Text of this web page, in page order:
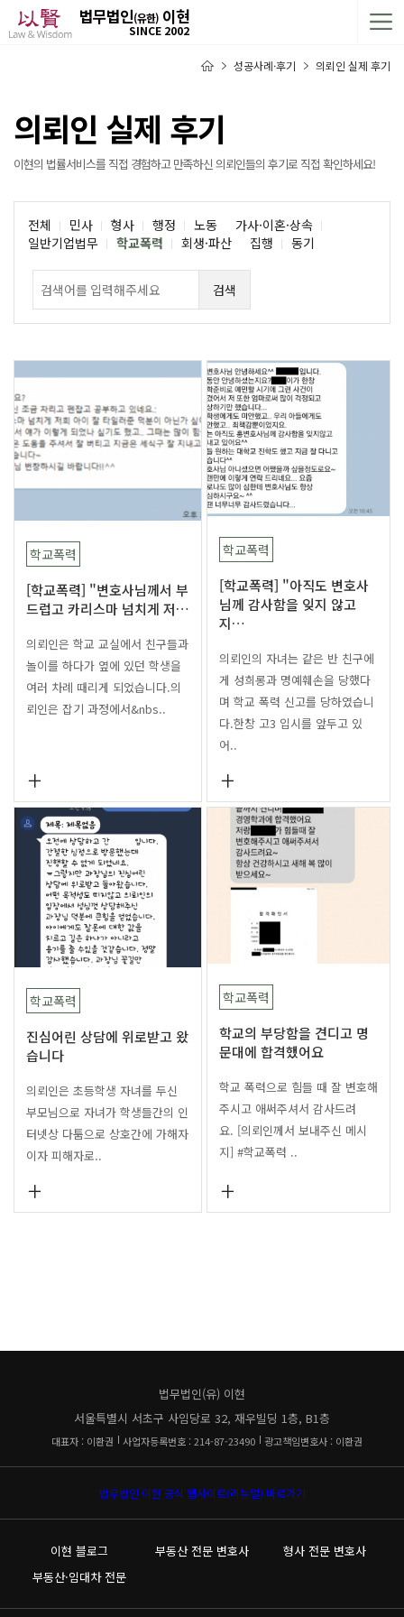
법무법인(유한) 이현
SINCE 2002
성공사례·후기 의뢰인 실제 후기
의뢰인 실제 후기
이현의 법률서비스를 직접 경험하고 만족하신 의뢰인들의 후기로 직접 확인하세요!
전체 민사 형사 행정 노동
가사·이혼·상속
일반기업법무
학교폭력 회생·파산 집행 동기
검색
학교폭력
[학교폭력] "변호사님께서 부
드럽고 카리스마 넘치게 저…
의뢰인은 학교 교실에서 친구들과
놀이를 하다가 옆에 있던 학생을
여러 차례 때리게 되었습니다.의
뢰인은 잡기 과정에서&nbs..
학교폭력
[학교폭력] "아직도 변호사
님께 감사함을 잊지 않고
지…
의뢰인의 자녀는 같은 반 친구에
게 성희롱과 명예훼손을 당했다
며 학교 폭력 신고를 당하였습니
다.한창 고3 입시를 앞두고 있
어..
학교폭력
진심어린 상담에 위로받고 왔
습니다
의뢰인은 초등학생 자녀를 두신
부모님으로 자녀가 학생들간의 인
터넷상 다툼으로 상호간에 가해자
이자 피해자로..
학교폭력
학교의 부당함을 견디고 명
문대에 합격했어요
학교 폭력으로 힘들 때 잘 변호해
주시고 애써주셔서 감사드려
요. [의뢰인께서 보내주신 메시
지] #학교폭력 ..
법무법인(유) 이현
서울특별시 서초구 사임당로 32, 재우빌딩 1층, B1층
대표자 : 이환권 사업자등록번호 : 214-87-23490 광고책임변호사 : 이환권
법무법인 이현 공식 웹사이트(리뉴얼) 바로가기
이현 블로그 부동산 전문 변호사
형사 전문 변호사
부동산·임대차 전문